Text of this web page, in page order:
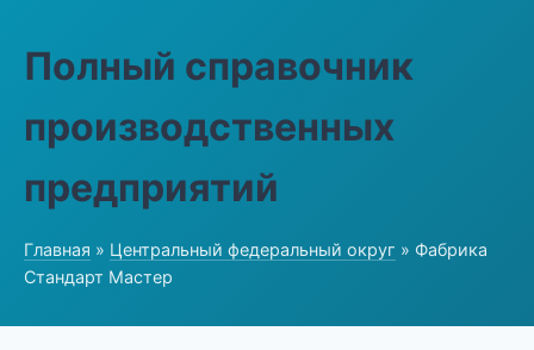
Полный справочник
производственных
предприятий
Главная » Центральный федеральный округ » Фабрика
Стандарт Мастер